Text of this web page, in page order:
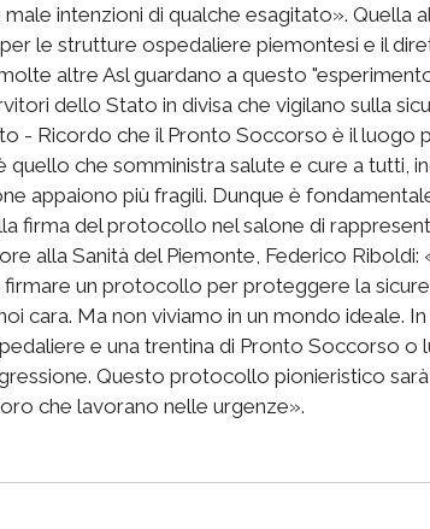
intenzioni di qualche esagitato». Quella
le strutture ospedaliere piemontesi e il
altre Asl guardano a questo
dello Stato in divisa che vigilano sulla
- Ricordo che il Pronto Soccorso è il luogo
quello che somministra salute e cure a tutti,
appaiono più fragili. Dunque è
firma del protocollo nel salone di
alla Sanità del Piemonte, Federico Riboldi:
un protocollo per proteggere la
cara. Ma non viviamo in un mondo ideale.
e una trentina di Pronto Soccorso o
Questo protocollo pionieristico
che lavorano nelle urgenze».